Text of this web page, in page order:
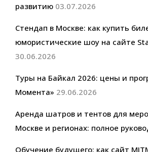
развитию 03.07.2026
Стендап в Москве: как купить
юмористические шоу на сайте
30.06.2026
Туры на Байкал 2026: цены и
Момента» 29.06.2026
Аренда шатров и тентов для
Москве и регионах: полное
Обучение будущего: как сайт